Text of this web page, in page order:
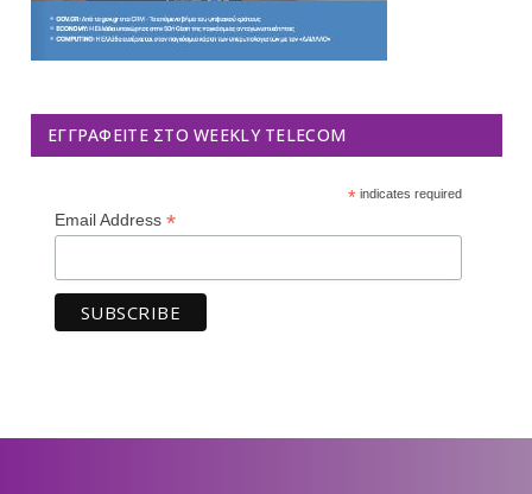
ΕΓΓΡΑΦΕΊΤΕ ΣΤΟ WEEKLY TELECOM
*indicates required
Email Address *